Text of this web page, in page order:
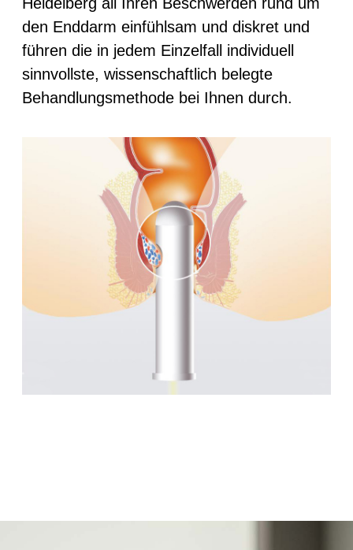
den Enddarm einfühlsam und diskret und
führen die in jedem Einzelfall individuell
sinnvollste, wissenschaftlich belegte
Behandlungsmethode bei Ihnen durch.